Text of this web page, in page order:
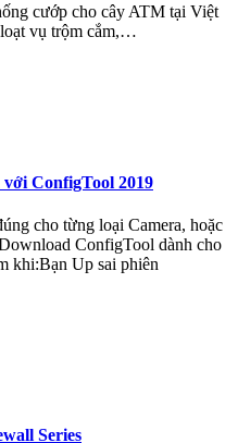
cướp cho cây ATM tại Việt
vụ trộm cắm,…
ConfigTool 2019
cho từng loại Camera, hoặc
ConfigTool dành cho
khi:Bạn Up sai phiên
Series